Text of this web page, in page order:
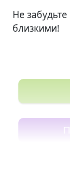
Не забудьте
близкими!